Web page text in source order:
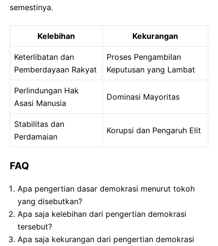
semestinya.
Kelebihan Kekurangan
Keterlibatan dan
Pemberdayaan Rakyat
Proses Pengambilan
Keputusan yang Lambat
Perlindungan Hak
Asasi Manusia
Dominasi Mayoritas
Stabilitas dan
Perdamaian
Korupsi dan Pengaruh Elit
FAQ
Apa pengertian dasar demokrasi menurut tokoh
yang disebutkan?
Apa saja kelebihan dari pengertian demokrasi
tersebut?
Apa saja kekurangan dari pengertian demokrasi